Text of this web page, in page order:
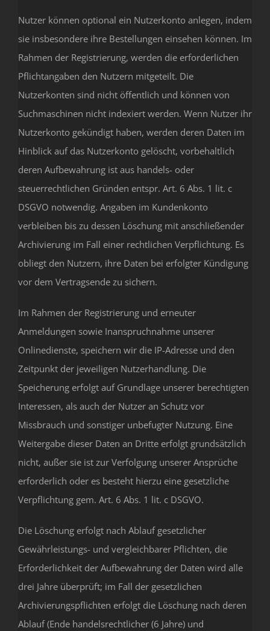
Nutzer können optional ein Nutzerkonto anlegen, indem
sie insbesondere ihre Bestellungen einsehen können. Im
Rahmen der Registrierung, werden die erforderlichen
Pflichtangaben den Nutzern mitgeteilt. Die
Nutzerkonten sind nicht öffentlich und können von
Suchmaschinen nicht indexiert werden. Wenn Nutzer ihr
Nutzerkonto gekündigt haben, werden deren Daten im
Hinblick auf das Nutzerkonto gelöscht, vorbehaltlich
deren Aufbewahrung ist aus handels- oder
steuerrechtlichen Gründen entspr. Art. 6 Abs. 1 lit. c
DSGVO notwendig. Angaben im Kundenkonto
verbleiben bis zu dessen Löschung mit anschließender
Archivierung im Fall einer rechtlichen Verpflichtung. Es
obliegt den Nutzern, ihre Daten bei erfolgter Kündigung
vor dem Vertragsende zu sichern.
Im Rahmen der Registrierung und erneuter
Anmeldungen sowie Inanspruchnahme unserer
Onlinedienste, speichern wir die IP-Adresse und den
Zeitpunkt der jeweiligen Nutzerhandlung. Die
Speicherung erfolgt auf Grundlage unserer berechtigten
Interessen, als auch der Nutzer an Schutz vor
Missbrauch und sonstiger unbefugter Nutzung. Eine
Weitergabe dieser Daten an Dritte erfolgt grundsätzlich
nicht, außer sie ist zur Verfolgung unserer Ansprüche
erforderlich oder es besteht hierzu eine gesetzliche
Verpflichtung gem. Art. 6 Abs. 1 lit. c DSGVO.
Die Löschung erfolgt nach Ablauf gesetzlicher
Gewährleistungs- und vergleichbarer Pflichten, die
Erforderlichkeit der Aufbewahrung der Daten wird alle
drei Jahre überprüft; im Fall der gesetzlichen
Archivierungspflichten erfolgt die Löschung nach deren
Ablauf (Ende handelsrechtlicher (6 Jahre) und